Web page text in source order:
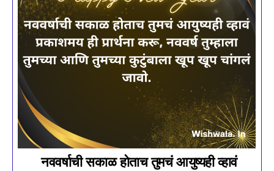
नववर्षाची सकाळ होताच तुमचं आयुष्यही व्हावं